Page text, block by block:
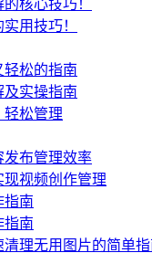
核心技巧！
用技巧！
松的指南
实操指南
轻松管理
发布管理效率
视频创作管理
指南
指南
理无用图片的简单